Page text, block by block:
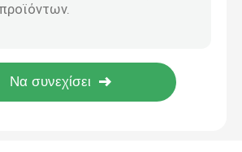
από ανοξείδωτο χάλυβα